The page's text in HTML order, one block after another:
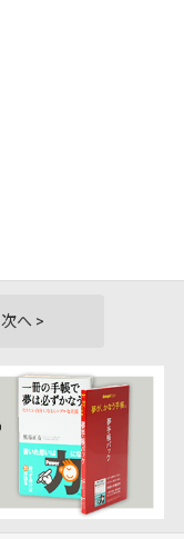
次へ >